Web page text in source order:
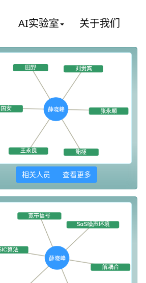
AI实验室 关于我们
相关人员 查看更多